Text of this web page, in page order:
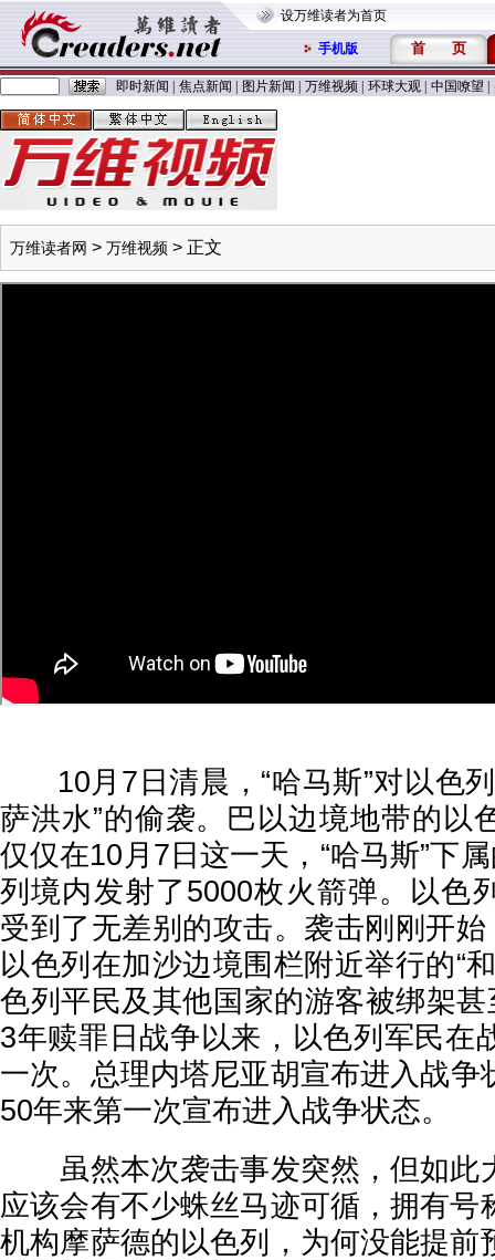
设万维读者为首页
手机版 首 页
即时新闻 焦点新闻 图片新闻 万维视频 环球大观 中国嘹望
万维读者网 > 万维视频 > 正文
10月7日清晨，“哈马斯”对以色列
萨洪水”的偷袭。巴以边境地带的以
仅仅在10月7日这一天，“哈马斯”下
列境内发射了5000枚火箭弹。以色
受到了无差别的攻击。袭击刚刚开始
以色列在加沙边境围栏附近举行的“
色列平民及其他国家的游客被绑架
3年赎罪日战争以来，以色列军民在
一次。 总理内塔尼亚胡宣布进入战争
50年来第一次宣布进入战争状态。
虽然本次袭击事发突然，但如此
应该会有不少蛛丝马迹可循，拥有号
机构摩萨德的以色列，为何没能提前